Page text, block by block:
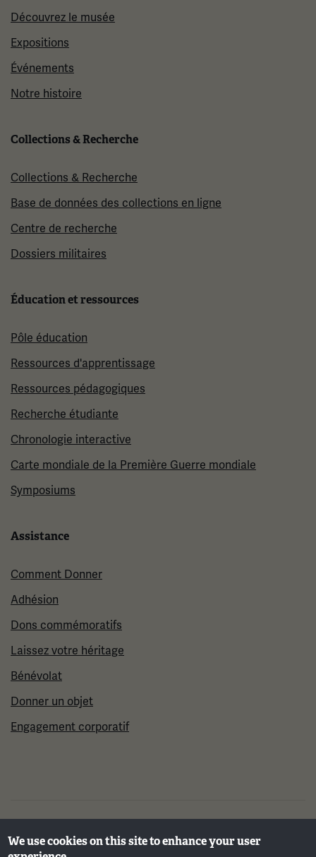
Découvrez le musée
Expositions
Événements
Notre histoire
Collections & Recherche
Collections & Recherche
Base de données des collections en ligne
Centre de recherche
Dossiers militaires
Éducation et ressources
Pôle éducation
Ressources d'apprentissage
Ressources pédagogiques
Recherche étudiante
Chronologie interactive
Carte mondiale de la Première Guerre mondiale
Symposiums
Assistance
Comment Donner
Adhésion
Dons commémoratifs
Laissez votre héritage
Bénévolat
Donner un objet
Engagement corporatif
©2026 Musée et mémorial national de la Première
Guerre mondiale
We use cookies on this site to enhance your user